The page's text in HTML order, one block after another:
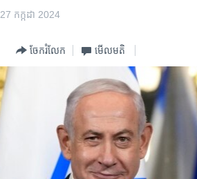
27 កក្កដា 2024
ចែករំលែក មើល​មតិ